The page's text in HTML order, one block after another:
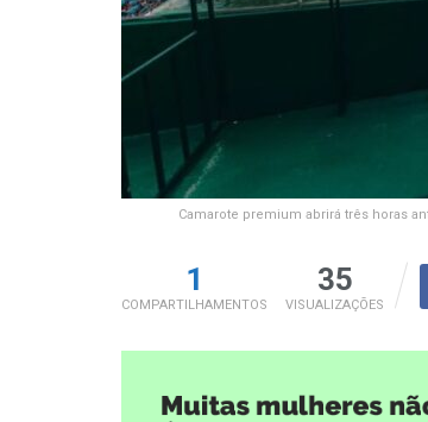
Camarote premium abrirá três horas
1
COMPARTILHAMENTOS
35
VISUALIZAÇÕES